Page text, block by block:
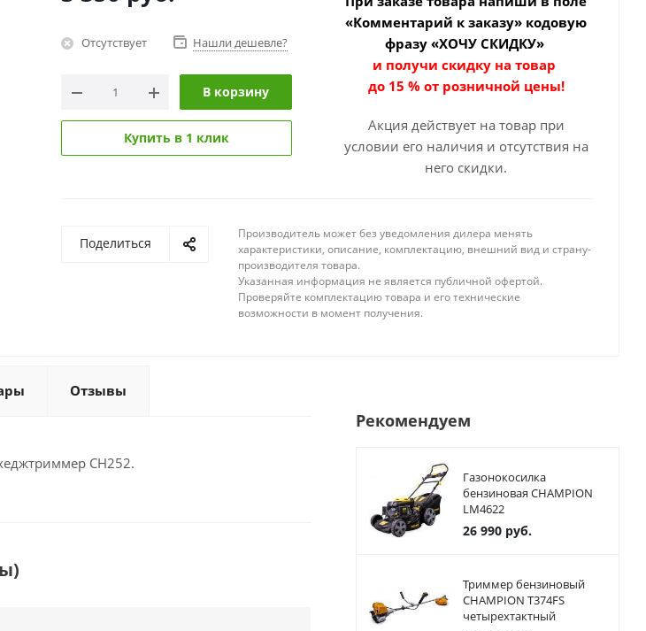
Отсутствует Нашли дешевле?
В корзину
Купить в 1 клик
«Комментарий к заказу» кодовую
фразу «ХОЧУ СКИДКУ»
и получи скидку на товар
до 15 % от розничной цены!
Акция действует на товар при
условии его наличия и отсутствия на
него скидки.
Поделиться
Производитель может без уведомления дилера менять
характеристики, описание, комплектацию, внешний вид и страну-
производителя товара.
Указанная информация не является публичной офертой.
Проверяйте комплектацию товара и его технические
возможности в момент получения.
Отзывы
СН252.
Рекомендуем
Газонокосилка
бензиновая CHAMPION
LM4622
26 990руб.
Триммер бензиновый
CHAMPION T374FS
четырехтактный